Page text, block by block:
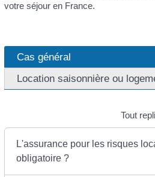
votre séjour en France.
Cas général
Location saisonnière ou
Tout
L'assurance pour les risques
obligatoire ?